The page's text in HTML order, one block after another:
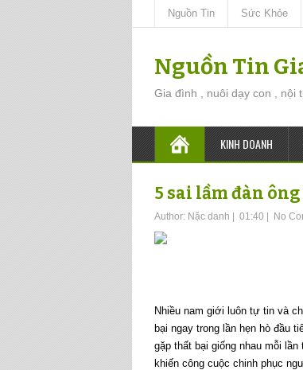
Nguồn Tin Sức Khỏe
Nguồn Tin
Gia đình , nuôi dạy con , nội
KINH DOANH
5 sai lầm đàn
Author: Nặc danh 01:40 No
Nhiều nam giới luôn tự tin và
bại ngay trong lần hẹn hò đầu
gặp thất bại giống nhau mỗi
khiến công cuộc chinh phục